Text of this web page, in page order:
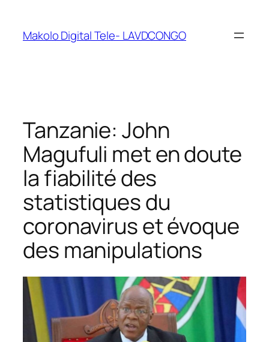
Makolo Digital Tele- LAVDCONGO
Tanzanie: John
Magufuli met en doute
la fiabilité des
statistiques du
coronavirus et évoque
des manipulations